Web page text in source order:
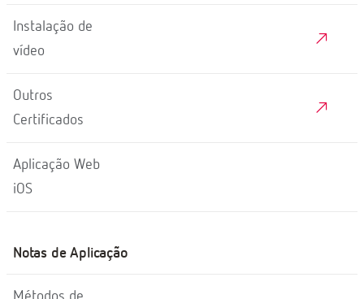
Instalação de
vídeo
Outros
Certificados
Aplicação Web
iOS
Notas de Aplicação